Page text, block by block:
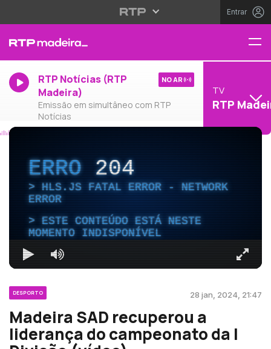
Entrar
RTP Notícias (RTP
Madeira)
Emissão em simultâneo com RTP
Notícias
NO AR
TV
RTP
ERRO204
HLS.JS FATAL ERROR - NETWORK
ERROR
ESTE CONTEÚDO ESTÁ NESTE
MOMENTO INDISPONÍVEL
DESPORTO 28 jan, 2024, 21:47
Madeira SAD recuperou a
liderança do campeonato da I